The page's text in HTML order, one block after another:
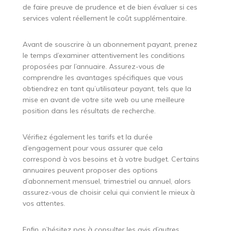
de faire preuve de prudence et de bien évaluer si ces
services valent réellement le coût supplémentaire.
Avant de souscrire à un abonnement payant, prenez
le temps d’examiner attentivement les conditions
proposées par l’annuaire. Assurez-vous de
comprendre les avantages spécifiques que vous
obtiendrez en tant qu’utilisateur payant, tels que la
mise en avant de votre site web ou une meilleure
position dans les résultats de recherche.
Vérifiez également les tarifs et la durée
d’engagement pour vous assurer que cela
correspond à vos besoins et à votre budget. Certains
annuaires peuvent proposer des options
d’abonnement mensuel, trimestriel ou annuel, alors
assurez-vous de choisir celui qui convient le mieux à
vos attentes.